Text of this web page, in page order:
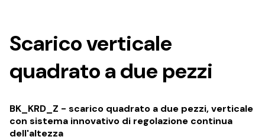
Scarico verticale
quadrato a due pezzi
BK_KRD_Z - scarico quadrato a due pezzi, verticale
con sistema innovativo di regolazione continua
dell'altezza